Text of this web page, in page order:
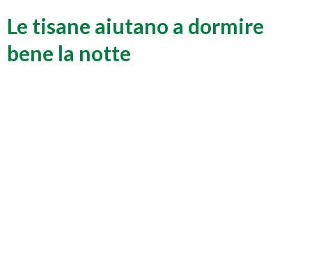
Le tisane aiutano a dormire
bene la notte